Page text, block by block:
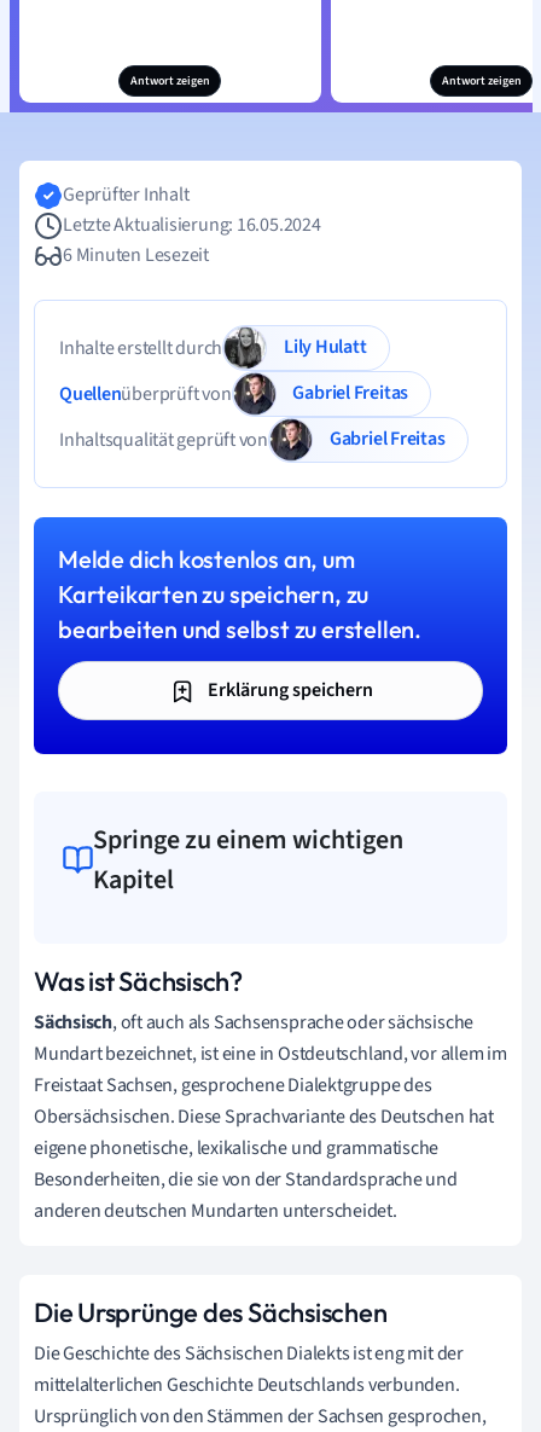
Antwort zeigen Antwort zeigen
Geprüfter Inhalt
Letzte Aktualisierung: 16.05.2024
6 Minuten Lesezeit
Inhalte erstellt durch
Lily Hulatt
Quellenüberprüft von
Gabriel Freitas
Inhaltsqualität geprüft von
Gabriel Freitas
Melde dich kostenlos an, um
Karteikarten zu speichern, zu
bearbeiten und selbst zu erstellen.
Erklärung speichern
Springe zu einem wichtigen
Kapitel
Was ist Sächsisch?
Sächsisch, oft auch als Sachsensprache oder sächsische
Mundart bezeichnet, ist eine in Ostdeutschland, vor allem im
Freistaat Sachsen, gesprochene Dialektgruppe des
Obersächsischen. Diese Sprachvariante des Deutschen hat
eigene phonetische, lexikalische und grammatische
Besonderheiten, die sie von der Standardsprache und
anderen deutschen Mundarten unterscheidet.
Die Ursprünge des Sächsischen
Die Geschichte des Sächsischen Dialekts ist eng mit der
mittelalterlichen Geschichte Deutschlands verbunden.
Ursprünglich von den Stämmen der Sachsen gesprochen,